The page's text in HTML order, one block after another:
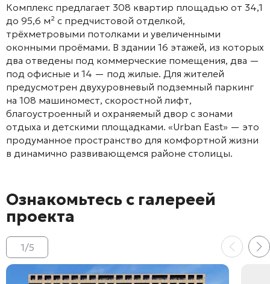
Комплекс предлагает 308 квартир площадью от 34,1
до 95,6 м² с предчистовой отделкой,
трёхметровыми потолками и увеличенными
оконными проёмами. В здании 16 этажей, из которых
два отведены под коммерческие помещения, два —
под офисные и 14 — под жилые. Для жителей
предусмотрен двухуровневый подземный паркинг
на 108 машиномест, скоростной лифт,
благоустроенный и охраняемый двор с зонами
отдыха и детскими площадками. «Urban East» — это
продуманное пространство для комфортной жизни
в динамично развивающемся районе столицы.
Ознакомьтесь с галереей
проекта
1/5